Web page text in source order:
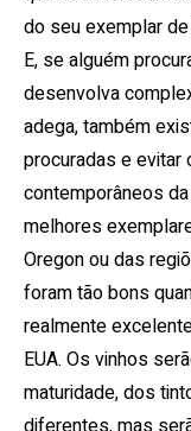
do seu exemplar
E, se alguém
desenvolva
adega, também
procuradas e
contemporâneos
melhores
Oregon ou das
foram tão bons
realmente
EUA. Os vinhos
maturidade, dos